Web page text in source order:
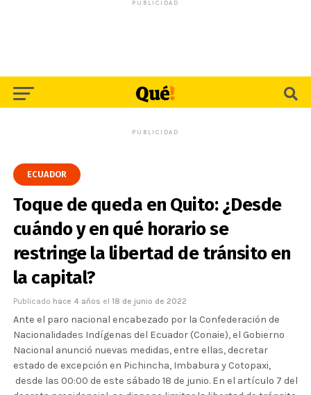
PUBLICIDAD
PUBLICIDAD
ECUADOR
Toque de queda en Quito: ¿Desde
cuándo y en qué horario se
restringe la libertad de tránsito en
la capital?
Publicado hace 4 años el 18 de junio de 2022
Ante el paro nacional encabezado por la Confederación de
Nacionalidades Indígenas del Ecuador (Conaie), el Gobierno
Nacional anunció nuevas medidas, entre ellas, decretar
estado de excepción en Pichincha, Imbabura y Cotopaxi,
desde las 00:00 de este sábado 18 de junio. En el artículo 7 del